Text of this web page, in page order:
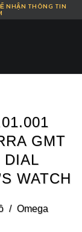
NHẬN THÔNG TIN
GMT
DIAL
WATCH
/ Omega